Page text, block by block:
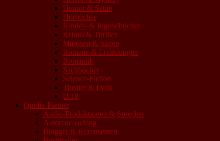
Humor & Satire
Hörbücher
Kinder- & Jugendbücher
Krimis & Thriller
Märchen & Sagen
Romane & Erzählungen
Romantik
Sachbücher
Science-Fiction
Theater & Lyrik
U 18
Qindie-Partner
Audio-Produktionen & Sprecher
Autorencoaching
Blogger & Rezensenten